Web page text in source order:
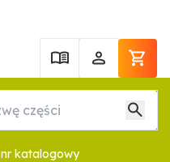
nr katalogowy